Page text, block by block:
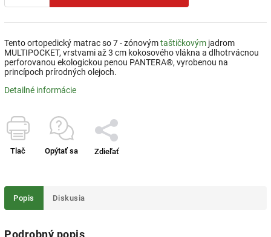
Tento ortopedický matrac so 7 - zónovýmtaštičkovým jadrom
MULTIPOCKET, vrstvami až 3 cm kokosového vlákna a dlhotrvácnou
perforovanou ekologickou penou PANTERA®, vyrobenou na
princípoch prírodných olejoch.
Detailné informácie
Tlač Opýtať sa Zdieľať
Popis Diskusia
Podrobný popis